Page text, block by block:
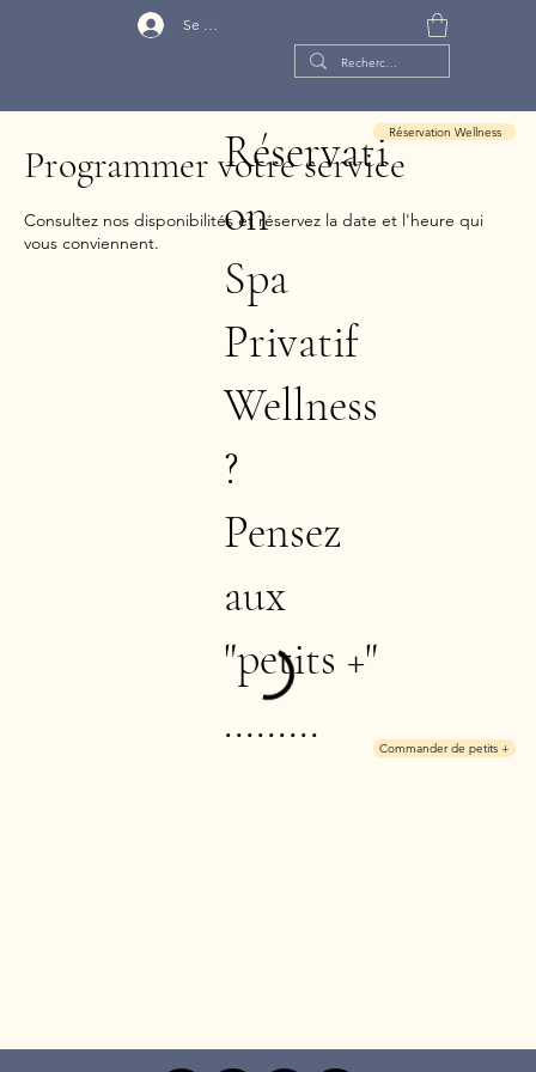
Se connecter
Programmer votre service
Consultez nos disponibilités et réservez la date et l'heure qui
vous conviennent.
Réservati
on
Spa
Privatif
Wellness
?
Pensez
aux
"petits +"
.........
Réservation Wellness
Commander de petits +